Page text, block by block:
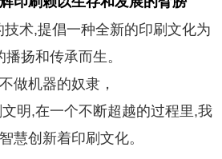
术,提倡一种全新的印刷文化为
播扬和传承而生。
做机器的奴隶，
明,在一个不断超越的过程里,我
慧创新着印刷文化。